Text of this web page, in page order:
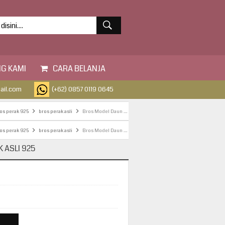
KAMI CARA BELANJA
(+62) 0857 0119 0645
perak 925 bros perak asli Bros Model Daun Perak Asli 925
perak 925 bros perak asli Bros Model Daun Perak Asli 925
ASLI 925